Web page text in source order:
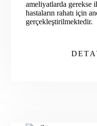
ameliyatlarda gerekse
hastaların rahatı için
gerçekleştirilmektedir.